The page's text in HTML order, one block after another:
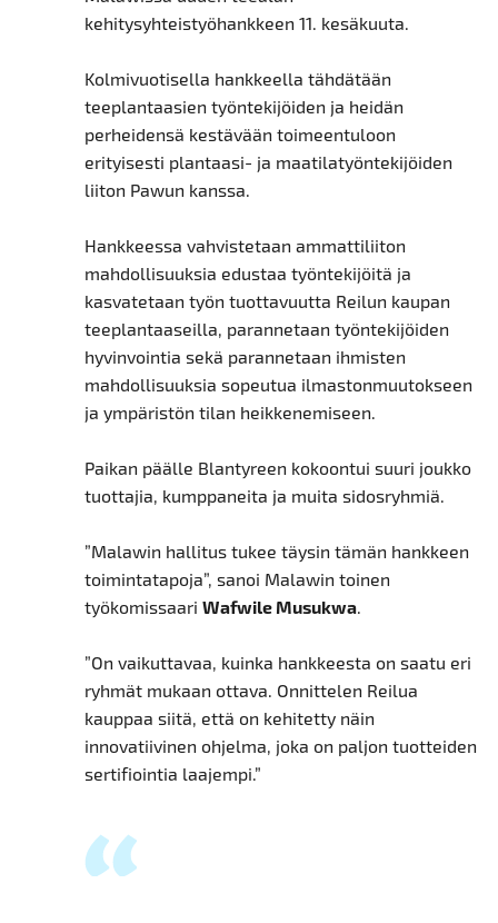
kehitysyhteistyöhankkeen 11. kesäkuuta.
Kolmivuotisella hankkeella tähdätään
teeplantaasien työntekijöiden ja heidän
perheidensä kestävään toimeentuloon
erityisesti plantaasi- ja maatilatyöntekijöiden
liiton Pawun kanssa.
Hankkeessa vahvistetaan ammattiliiton
mahdollisuuksia edustaa työntekijöitä ja
kasvatetaan työn tuottavuutta Reilun kaupan
teeplantaaseilla, parannetaan työntekijöiden
hyvinvointia sekä parannetaan ihmisten
mahdollisuuksia sopeutua ilmastonmuutokseen
ja ympäristön tilan heikkenemiseen.
Paikan päälle Blantyreen kokoontui suuri joukko
tuottajia, kumppaneita ja muita sidosryhmiä.
”Malawin hallitus tukee täysin tämän hankkeen
toimintatapoja”, sanoi Malawin toinen
työkomissaari Wafwile Musukwa.
”On vaikuttavaa, kuinka hankkeesta on saatu eri
ryhmät mukaan ottava. Onnittelen Reilua
kauppaa siitä, että on kehitetty näin
innovatiivinen ohjelma, joka on paljon tuotteiden
sertifiointia laajempi.”